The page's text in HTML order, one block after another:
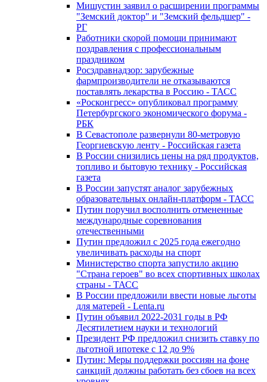
Мишустин заявил о расширении программы
"Земский доктор" и "Земский фельдшер" -
РГ
Работники скорой помощи принимают
поздравления с профессиональным
праздником
Росздравнадзор: зарубежные
фармпроизводители не отказываются
поставлять лекарства в Россию - ТАСС
«Росконгресс» опубликовал программу
Петербургского экономического форума -
РБК
В Севастополе развернули 80-метровую
Георгиевскую ленту - Российская газета
В России снизились цены на ряд продуктов,
топливо и бытовую технику - Российская
газета
В России запустят аналог зарубежных
образовательных онлайн-платформ - ТАСС
Путин поручил восполнить отмененные
международные соревнования
отечественными
Путин предложил с 2025 года ежегодно
увеличивать расходы на спорт
Министерство спорта запустило акцию
"Страна героев" во всех спортивных школах
страны - ТАСС
В России предложили ввести новые льготы
для матерей - Lenta.ru
Путин объявил 2022-2031 годы в РФ
Десятилетием науки и технологий
Президент РФ предложил снизить ставку по
льготной ипотеке с 12 до 9%
Путин: Меры поддержки россиян на фоне
санкций должны работать без сбоев на всех